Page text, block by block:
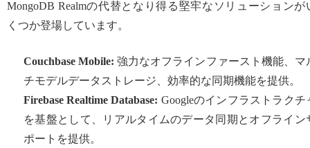
MongoDB Realmの代替となり得る堅牢なソリューションが
くつか登場しています。
Couchbase Mobile: 強力なオフラインファースト機能、マ
チモデルデータストレージ、効率的な同期機能を提供。
Firebase Realtime Database: Googleのインフラストラクチ
を基盤として、リアルタイムのデータ同期とオフライン
ポートを提供。